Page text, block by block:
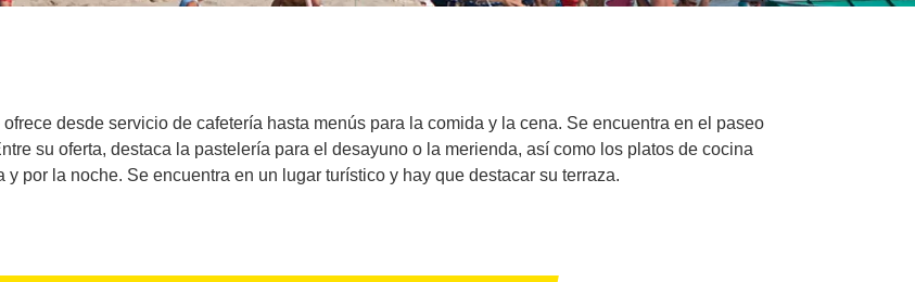
desde servicio de cafetería hasta menús para la comida y la cena. Se encuentra en el paseo
su oferta, destaca la pastelería para el desayuno o la merienda, así como los platos de cocina
por la noche. Se encuentra en un lugar turístico y hay que destacar su terraza.